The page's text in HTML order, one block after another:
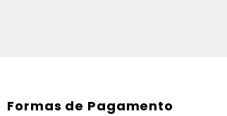
Formas de Pagamento